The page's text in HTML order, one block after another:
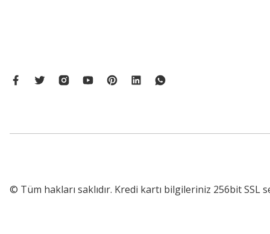
© Tüm hakları saklıdır. Kredi kartı bilgileriniz 256bit SSL